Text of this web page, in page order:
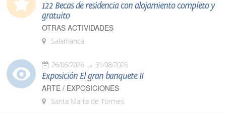
122 Becas de residencia con alojamiento completo y
gratuito
OTRAS ACTIVIDADES
Salamanca
26/06/2026 31/08/2026
Exposición El gran banquete II
ARTE / EXPOSICIONES
Santa Marta de Tormes